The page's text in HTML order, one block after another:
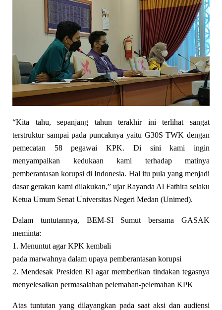
“Kita tahu, sepanjang tahun terakhir ini terlihat sangat
terstruktur sampai pada puncaknya yaitu G30S TWK dengan
pemecatan 58 pegawai KPK. Di sini kami ingin
menyampaikan kedukaan kami terhadap matinya
pemberantasan korupsi di Indonesia. Hal itu pula yang menjadi
dasar gerakan kami dilakukan,” ujar Rayanda Al Fathira selaku
Ketua Umum Senat Universitas Negeri Medan (Unimed).
Dalam tuntutannya, BEM-SI Sumut bersama GASAK
meminta:
1. Menuntut agar KPK kembali
pada marwahnya dalam upaya pemberantasan korupsi
2. Mendesak Presiden RI agar memberikan tindakan tegasnya
menyelesaikan permasalahan pelemahan-pelemahan KPK
Atas tuntutan yang dilayangkan pada saat aksi dan audiensi